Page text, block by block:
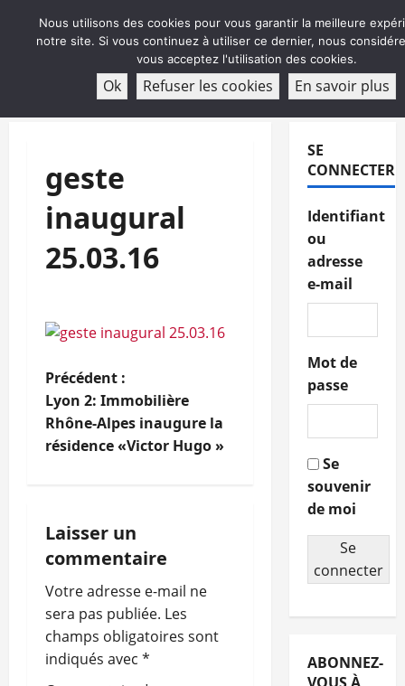
ABONNEMENT
geste
inaugural
25.03.16
N
a
v
g
a
t
i
Précédent :
Lyon 2: Immobilière
Rhône-Alpes inaugure la
résidence «Victor Hugo »
Laisser un
commentaire
Votre adresse e-mail ne
sera pas publiée. Les
champs obligatoires sont
indiqués avec *
SE
CONNECTER
Identifiant
ou
adresse
e-mail
Mot de
passe
Se
souvenir
de moi
Se
connecter
ABONNEZ-
Nous utilisons des cookies pour vous garantir la meilleure
notre site. Si vous continuez à utiliser ce dernier, nous
vous acceptez l'utilisation des cookies.
Ok Refuser les cookies En savoir plus